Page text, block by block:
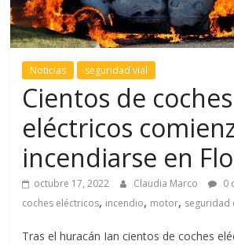
Noticias seguridad vial
Cientos de coches
eléctricos
incendiarse en
octubre 17, 2022 Claudia Marco
0
coches eléctricos, incendio, motor, seguridad
Tras el huracán Ian cientos de coches